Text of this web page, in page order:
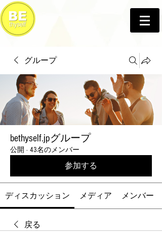
グループ
bethyself.jpグループ
公開 · 43名のメンバー
参加する
ディスカッション メディア メンバー
戻る